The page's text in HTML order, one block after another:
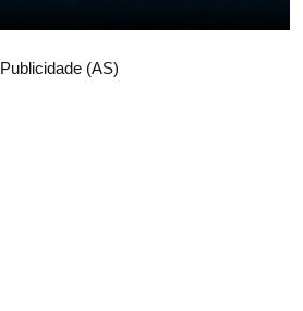
Publicidade (AS)